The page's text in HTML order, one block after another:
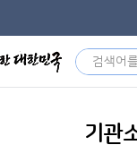
기관